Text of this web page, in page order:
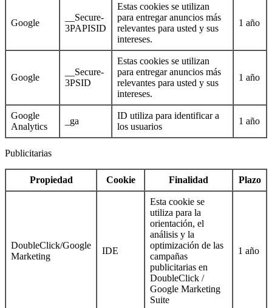
Google
__Secure-
3PAPISID
Estas cookies se utilizan
para entregar anuncios más
relevantes para usted y sus
intereses.
1 año
Google
__Secure-
3PSID
Estas cookies se utilizan
para entregar anuncios más
relevantes para usted y sus
intereses.
1 año
Google
Analytics
_ga
ID utiliza para identificar a
los usuarios
1 año
Publicitarias
Propiedad Cookie Finalidad Plazo
DoubleClick/Google
Marketing
IDE
Esta cookie se
utiliza para la
orientación, el
análisis y la
optimización de las
campañas
publicitarias en
DoubleClick /
Google Marketing
Suite
1 año